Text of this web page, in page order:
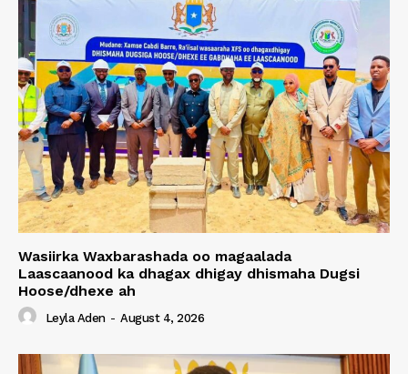
Wasiirka Waxbarashada oo magaalada
Laascaanood ka dhagax dhigay dhismaha Dugsi
Hoose/dhexe ah
Leyla Aden - August 4, 2026